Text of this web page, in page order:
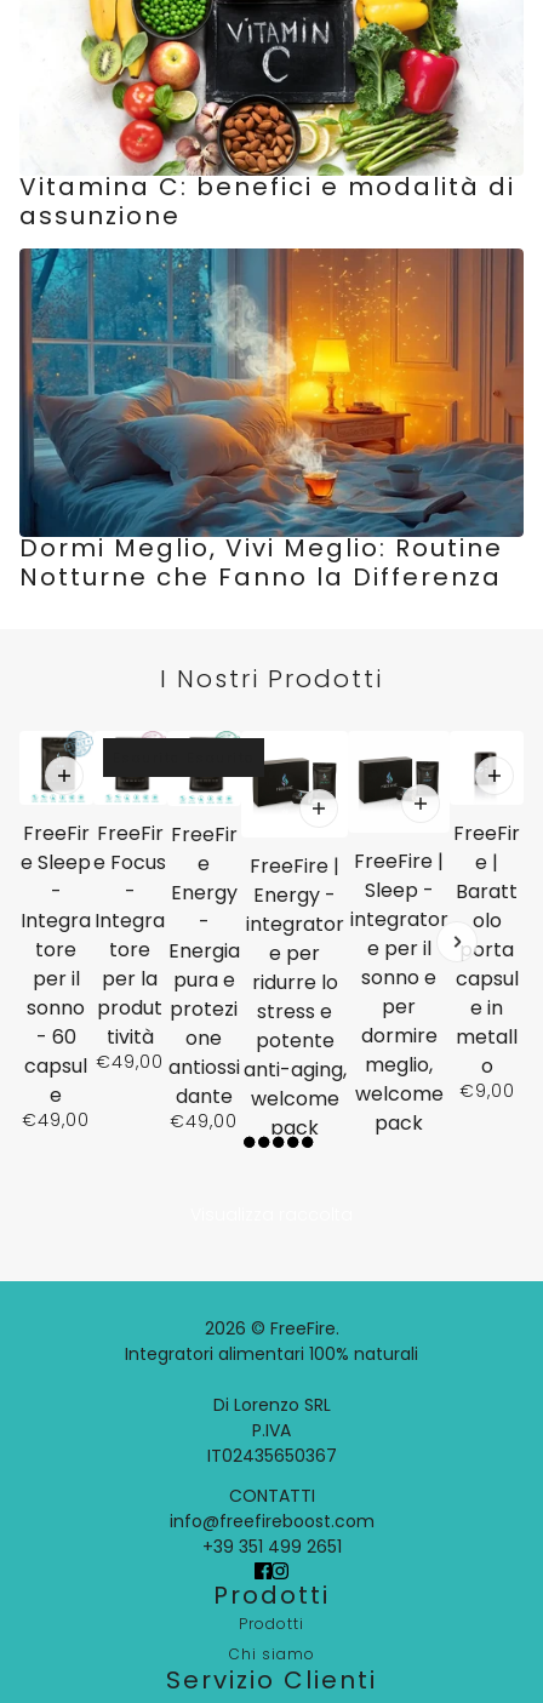
Vitamina C: benefici e modalità di
assunzione
Dormi Meglio, Vivi Meglio: Routine
Notturne che Fanno la Differenza
I Nostri Prodotti
carousel
FreeFir
e Sleep
-
Integra
tore
per il
sonno
- 60
capsul
e
€49,00
FreeFir
e Focus
-
Integra
tore
per la
produt
tività
€49,00
FreeFir
e
Energy
-
Energia
pura e
protezi
one
antiossi
dante
€49,00
FreeFire |
Energy -
integrator
e per
ridurre lo
stress e
potente
anti-aging,
welcome
pack
€59,00
FreeFire |
Sleep -
integrator
e per il
sonno e
per
dormire
meglio,
welcome
pack
FreeFir
e |
Baratt
olo
porta
capsul
e in
metall
o
€9,00
2026 © FreeFire.
Integratori alimentari 100% naturali
Di Lorenzo SRL
P.IVA
IT02435650367
CONTATTI
info@freefireboost.com
+39 351 499 2651
Prodotti
Prodotti
Chi siamo
Servizio Clienti